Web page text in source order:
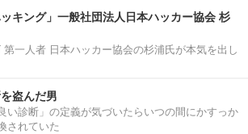
ッキング」一般社団法人日本ハッカー協会 杉
第一人者 日本ハッカー協会の杉浦氏が本気を出し
盗んだ男
い診断」の定義が気づいたらいつの間にかすっか
されていた